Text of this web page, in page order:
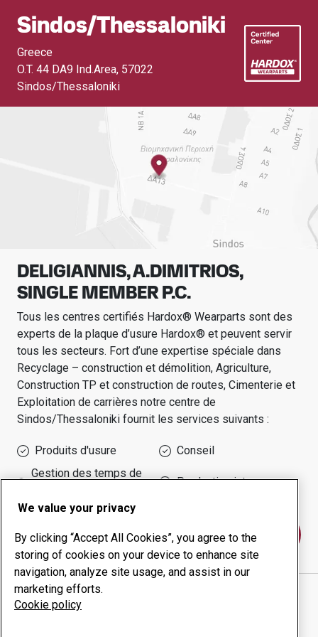
Sindos/thessaloniki
Greece
O.T. 44 DA9 Ind.Area, 57022
Sindos/Thessaloniki
DELIGIANNIS, A.DIMITRIOS,
SINGLE MEMBER P.C.
Tous les centres certifiés Hardox® Wearparts sont des
experts de la plaque d’usure Hardox® et peuvent servir
tous les secteurs. Fort d’une expertise spéciale dans
Recyclage – construction et démolition, Agriculture,
Construction TP et construction de routes, Cimenterie et
Exploitation de carrières notre centre de
Sindos/thessaloniki fournit les services suivants :
Produits d'usure
Conseil
Gestion des temps de
Production interne
Contactez-nous
DELIGIANNIS, A.DIMITRIOS, SINGLE MEMBER P.C.
site Internet
We value your privacy
By clicking “Accept All Cookies”, you agree to the
storing of cookies on your device to enhance site
navigation, analyze site usage, and assist in our
marketing efforts.
Cookie policy